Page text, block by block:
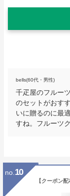
bells(60代・男性)
千疋屋のフルー
のセットがおす
いに贈るのに最
すね。フルーツ
no. 10